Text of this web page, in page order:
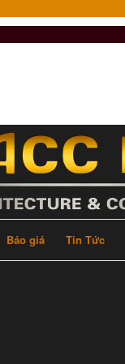
Báo giá Tin Tức